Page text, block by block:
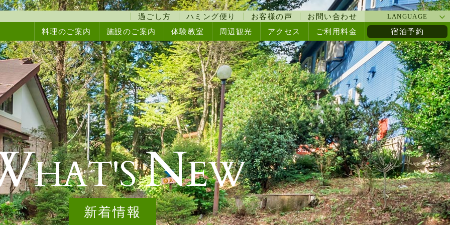
須高原で宿泊するなら、和牛料理と貸切風呂が自慢のペンシ
料理のご案内 施設のご案内 体験教室 周辺観光 アクセス ご利用料金 宿泊予約
過ごし方 ハミング便り お客様の声 お問い合わせ LANGUAGE
HAT'SNEW
新着情報